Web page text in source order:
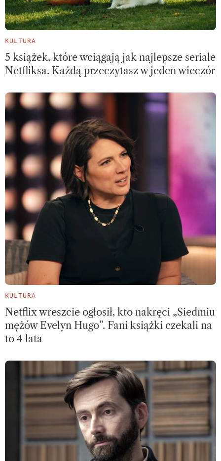
KULTURA
5 książek, które wciągają jak najlepsze seriale
Netfliksa. Każdą przeczytasz w jeden wieczór
KULTURA
Netflix wreszcie ogłosił, kto nakręci „Siedmiu
mężów Evelyn Hugo”. Fani książki czekali na
to 4 lata